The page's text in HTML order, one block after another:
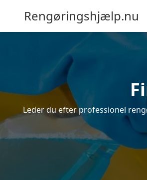
Rengøringshjælp.nu
Leder du efter professionel